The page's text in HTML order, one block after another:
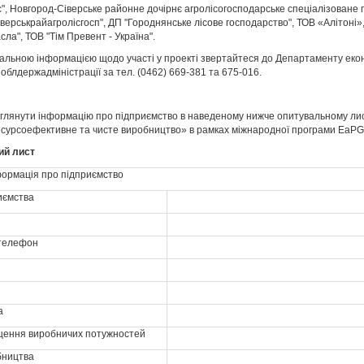
Новгород-Сіверське районне дочірнє агролісогосподарське спеціалізоване
ДП "Городнянське лісове господарство", ТОВ
ТОВ "Тім Превент - Україна".
інформацією щодо участі у проекті звертайтеся до Департаменту
облдержадміністрації за тел. (0462) 669-381 та 675-016.
інформацію про підприємство в наведеному нижче опитувальному
та чисте виробництво» в рамках міжнародної програми
лист
про підприємство
виробничих потужностей